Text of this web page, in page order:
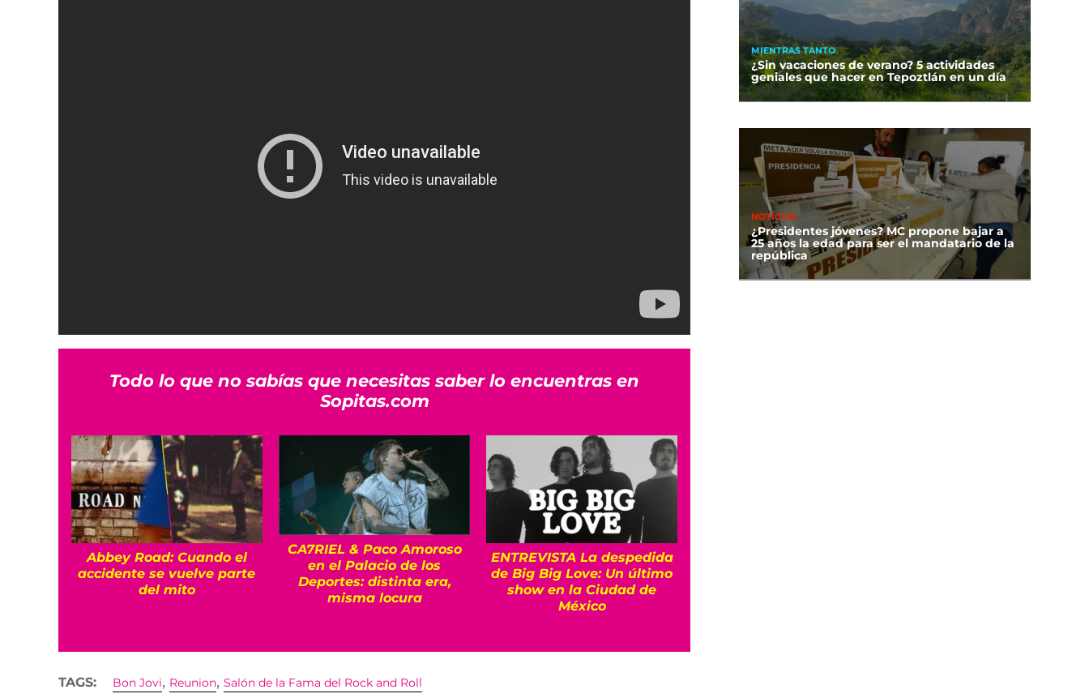
Todo lo que no sabías que necesitas saber lo encuentras en
Sopitas.com
Abbey Road: Cuando el
accidente se vuelve parte
del mito
CA7RIEL & Paco Amoroso
en el Palacio de los
Deportes: distinta era,
misma locura
ENTREVISTA La despedida
de Big Big Love: Un último
show en la Ciudad de
México
TAGS: Bon Jovi, Reunion, Salón de la Fama del Rock and Roll
MIENTRAS TANTO
¿Sin vacaciones de verano? 5 actividades
geniales que hacer en Tepoztlán en un día
NOTICIAS
¿Presidentes jóvenes? MC propone bajar a
25 años la edad para ser el mandatario de la
república